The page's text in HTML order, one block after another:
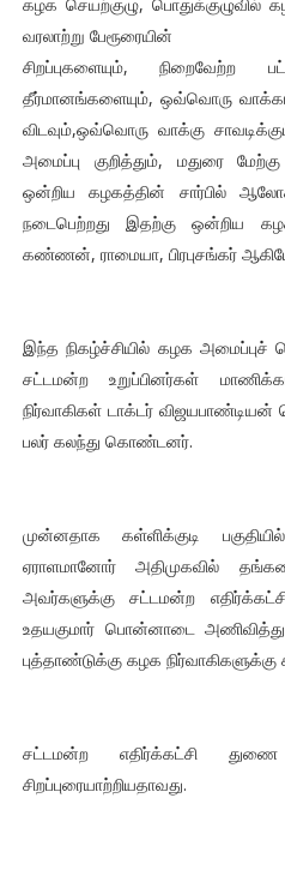
வரலாற்று பேரூரையின்
சிறப்புகளையும்,
தீர்மானங்களையும், ஒவ்வொரு
விடவும்,ஒவ்வொரு வாக்கு
அமைப்பு குறித்தும், மதுரை
ஒன்றிய கழகத்தின் சார்பில்
நடைபெற்றது இதற்கு ஒன்றிய
கண்ணன், ராமையா, பிரபுசங்கர்
இந்த நிகழ்ச்சியில் கழக
சட்டமன்ற உறுப்பினர்கள்
நிர்வாகிகள் டாக்டர்
பலர் கலந்து கொண்டனர்.
முன்னதாக கள்ளிக்குடி
ஏராளமானோர் அதிமுகவில்
அவர்களுக்கு சட்டமன்ற
உதயகுமார் பொன்னாடை
புத்தாண்டுக்கு கழக
சட்டமன்ற எதிர்க்கட்சி துணை
சிறப்புரையாற்றியதாவது.